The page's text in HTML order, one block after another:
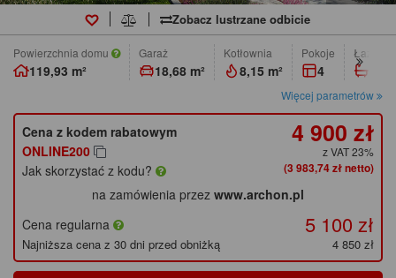
Zobacz lustrzane odbicie
Powierzchnia domu
119,93 m²
Garaż
18,68 m²
Kotłownia
8,15 m²
pokoje
4
Więcej parametrów
Cena z kodem rabatowym
ONLINE200
Jak skorzystać z kodu?
4 900 zł
z VAT 23%
(3 983,74 zł netto)
na zamówienia przez www.archon.pl
Cena regularna
5 100 zł
Najniższa cena z 30 dni przed obniżką 4 850 zł